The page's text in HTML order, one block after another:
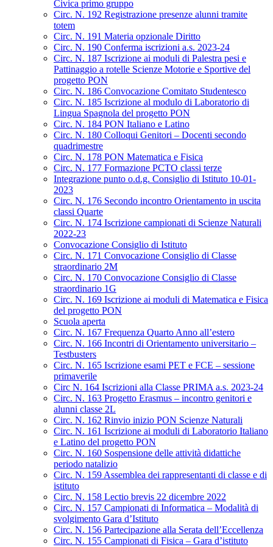
Civica primo gruppo
Circ. N. 192 Registrazione presenze alunni tramite
totem
Circ. N. 191 Materia opzionale Diritto
Circ. N. 190 Conferma iscrizioni a.s. 2023-24
Circ. N. 187 Iscrizione ai moduli di Palestra pesi e
Pattinaggio a rotelle Scienze Motorie e Sportive del
progetto PON
Circ. N. 186 Convocazione Comitato Studentesco
Circ. N. 185 Iscrizione al modulo di Laboratorio di
Lingua Spagnola del progetto PON
Circ. N. 184 PON Italiano e Latino
Circ. N. 180 Colloqui Genitori – Docenti secondo
quadrimestre
Circ. N. 178 PON Matematica e Fisica
Circ. N. 177 Formazione PCTO classi terze
Integrazione punto o.d.g. Consiglio di Istituto 10-01-
2023
Circ. N. 176 Secondo incontro Orientamento in uscita
classi Quarte
Circ. N. 174 Iscrizione campionati di Scienze Naturali
2022-23
Convocazione Consiglio di Istituto
Circ. N. 171 Convocazione Consiglio di Classe
straordinario 2M
Circ. N. 170 Convocazione Consiglio di Classe
straordinario 1G
Circ. N. 169 Iscrizione ai moduli di Matematica e Fisica
del progetto PON
Scuola aperta
Circ. N. 167 Frequenza Quarto Anno all’estero
Circ. N. 166 Incontri di Orientamento universitario –
Testbusters
Circ. N. 165 Iscrizione esami PET e FCE – sessione
primaverile
Circ N. 164 Iscrizioni alla Classe PRIMA a.s. 2023-24
Circ. N. 163 Progetto Erasmus – incontro genitori e
alunni classe 2L
Circ. N. 162 Rinvio inizio PON Scienze Naturali
Circ. N. 161 Iscrizione ai moduli di Laboratorio Italiano
e Latino del progetto PON
Circ. N. 160 Sospensione delle attività didattiche
periodo natalizio
Circ. N. 159 Assemblea dei rappresentanti di classe e di
istituto
Circ. N. 158 Lectio brevis 22 dicembre 2022
Circ. N. 157 Campionati di Informatica – Modalità di
svolgimento Gara d’Istituto
Circ. N. 156 Partecipazione alla Serata dell’Eccellenza
Circ. N. 155 Campionati di Fisica – Gara d’istituto